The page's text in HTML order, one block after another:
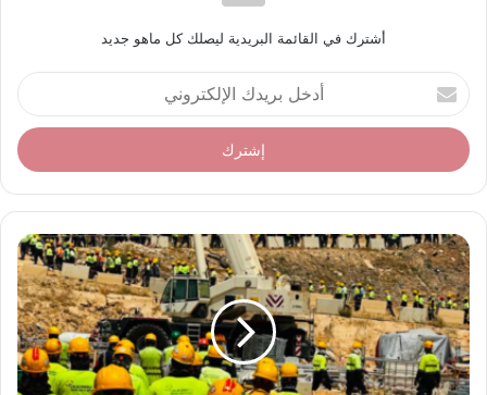
أشترك في القائمة البريدية ليصلك كل ماهو جديد
أ
د
خ
ل
ر
د
ك
ا
ل
إ
ل
ك